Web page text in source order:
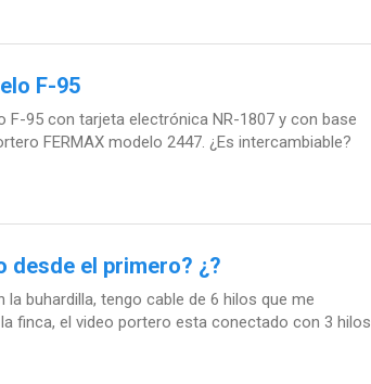
F-95
F-95 con tarjeta electrónica NR-1807 y con base
FERMAX modelo 2447. ¿Es intercambiable?
desde el primero? ¿?
buhardilla, tengo cable de 6 hilos que me
finca, el video portero esta conectado con 3 hilos